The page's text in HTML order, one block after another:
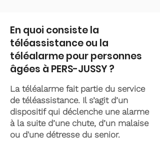
En quoi consiste la
téléassistance ou la
téléalarme pour personnes
âgées à PERS-JUSSY ?
La téléalarme fait partie du service
de téléassistance. Il s’agit d’un
dispositif qui déclenche une alarme
à la suite d’une chute, d’un malaise
ou d'une détresse du senior.